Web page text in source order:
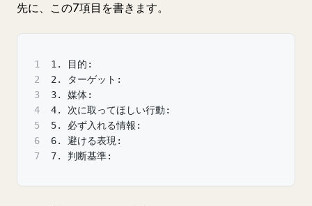
先に、この7項目を書きます。
1
1. 目的:
2
2. ターゲット:
3
3. 媒体:
4
4. 次に取ってほしい行動:
5
5. 必ず入れる情報:
6
6. 避ける表現:
7
7. 判断基準: